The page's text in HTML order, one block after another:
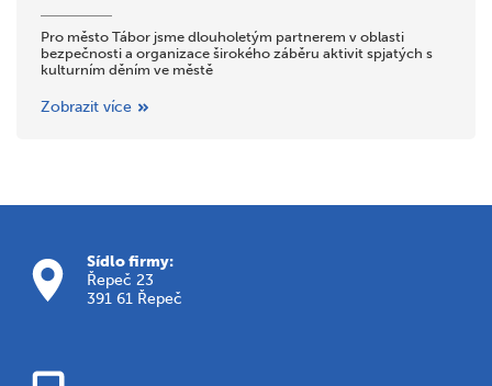
Pro město Tábor jsme dlouholetým partnerem v oblasti
bezpečnosti a organizace širokého záběru aktivit spjatých s
kulturním děním ve městě
Zobrazit více
Sídlo firmy:
Řepeč 23
391 61 Řepeč